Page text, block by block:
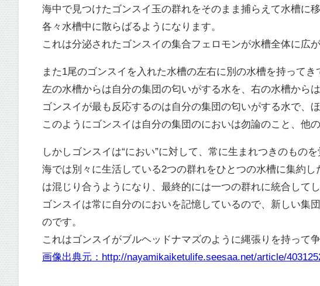
海中で見つけたゴンスイ玉の群れをそのまま捕らえて水槽に
各々水槽中に散らばるようになります。
これは分泌されたゴンスイの集合フェロモンが水槽全体に広
また1尾のゴンスイを入れた水槽の左右に別の水槽を持って
左の水槽からは自分の集団の匂いがする水を、右の水槽から
ゴンスイが最も反応するのは自分の集団の匂いがする水で、
このようにゴンスイは自分の集団のにおいは勿論のこと、他
しかしゴンスイは“におい”に対して、常に生まれつきのもの
海では別々に生活している2つの群れをひとつの水槽に集約
は混じり合うようになり、最終的には一つの群れに統合してし
ゴンスイは常に自分のにおいを記憶しているので、新しい集
のです。
これはゴンスイがブルヘッドナマズのように縄張りを持って
画像出典元：http://nayamikaiketulife.seesaa.net/article/